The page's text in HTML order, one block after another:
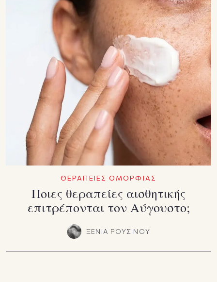
ΘΕΡΑΠΕΙΕΣ ΟΜΟΡΦΙΑΣ
Ποιες θεραπείες αισθητικής
επιτρέπονται τον Αύγουστο;
ΞΕΝΙΑ ΡΟΥΣΙΝΟΥ